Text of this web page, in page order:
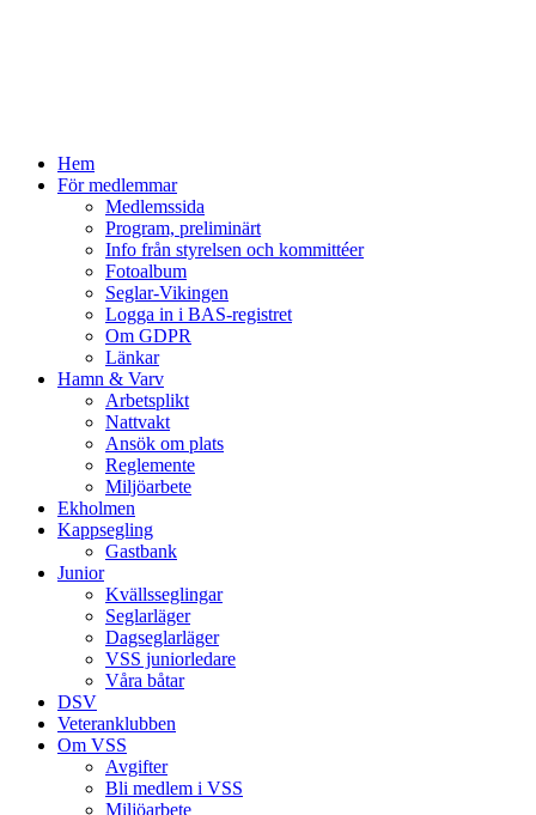
Hem
För medlemmar
Medlemssida
Program, preliminärt
Info från styrelsen och kommittéer
Fotoalbum
Seglar-Vikingen
Logga in i BAS-registret
Om GDPR
Länkar
Hamn & Varv
Arbetsplikt
Nattvakt
Ansök om plats
Reglemente
Miljöarbete
Ekholmen
Kappsegling
Gastbank
Junior
Kvällsseglingar
Seglarläger
Dagseglarläger
VSS juniorledare
Våra båtar
DSV
Veteranklubben
Om VSS
Avgifter
Bli medlem i VSS
Miljöarbete